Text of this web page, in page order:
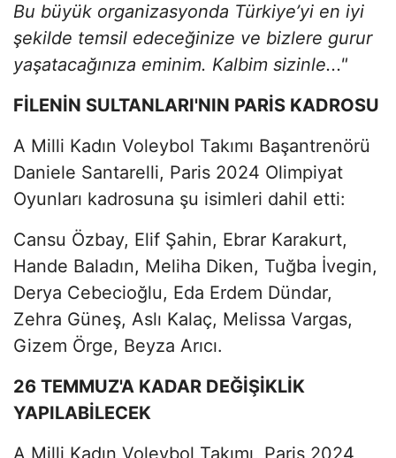
Bu büyük organizasyonda Türkiye’yi en iyi
şekilde temsil edeceğinize ve bizlere gurur
yaşatacağınıza eminim. Kalbim sizinle..."
FİLENİN SULTANLARI'NIN PARİS KADROSU
A Milli Kadın Voleybol Takımı Başantrenörü
Daniele Santarelli, Paris 2024 Olimpiyat
Oyunları kadrosuna şu isimleri dahil etti:
Cansu Özbay, Elif Şahin, Ebrar Karakurt,
Hande Baladın, Meliha Diken, Tuğba İvegin,
Derya Cebecioğlu, Eda Erdem Dündar,
Zehra Güneş, Aslı Kalaç, Melissa Vargas,
Gizem Örge, Beyza Arıcı.
26 TEMMUZ'A KADAR DEĞİŞİKLİK
YAPILABİLECEK
A Milli Kadın Voleybol Takımı, Paris 2024